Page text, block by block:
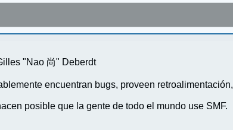
"Nao 尚" Deberdt
encuentran bugs, proveen
posible que la gente de todo el mundo use SMF.